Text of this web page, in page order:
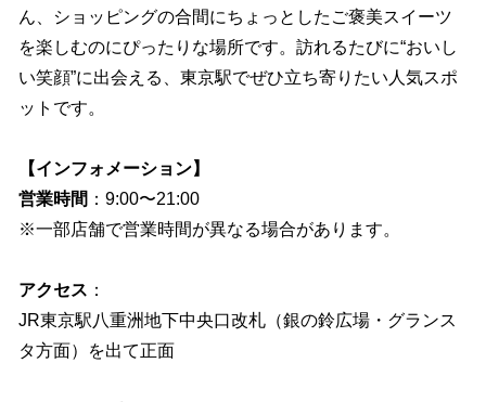
ん、ショッピングの合間にちょっとしたご褒美スイーツ
を楽しむのにぴったりな場所です。訪れるたびに“おいし
い笑顔”に出会える、東京駅でぜひ立ち寄りたい人気スポ
ットです。
【インフォメーション】
営業時間 ：9:00〜21:00
※一部店舗で営業時間が異なる場合があります。
アクセス ：
JR東京駅八重洲地下中央口改札（銀の鈴広場・グランス
タ方面）を出て正面